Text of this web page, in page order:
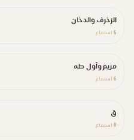
الزخرف والدخان
6 استماع
مريم وأول طه
6 استماع
ق
0 استماع